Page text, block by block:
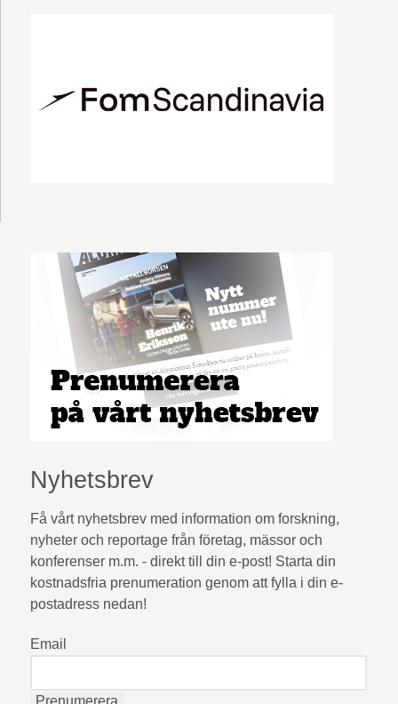
Nyhetsbrev
Få vårt nyhetsbrev med information om forskning,
nyheter och reportage från företag, mässor och
konferenser m.m. - direkt till din e-post! Starta din
kostnadsfria prenumeration genom att fylla i din e-
postadress nedan!
Email